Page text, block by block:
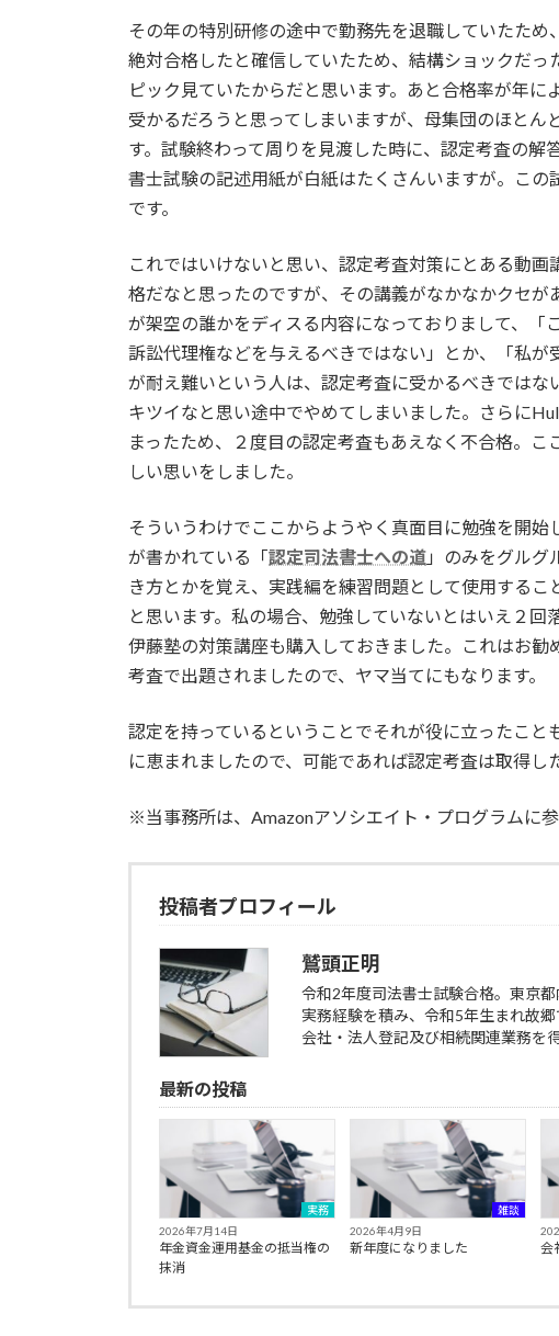
その年の特別研修の途中で勤務先を退職していたため
絶対合格したと確信していたため、結構ショックだ
ピック見ていたからだと思います。あと合格率が年
受かるだろうと思ってしまいますが、母集団のほと
す。試験終わって周りを見渡した時に、認定考査の
書士試験の記述用紙が白紙はたくさんいますが。こ
です。
これではいけないと思い、認定考査対策にとある動
格だなと思ったのですが、その講義がなかなかクセ
が架空の誰かをディスる内容になっておりまして、
訴訟代理権などを与えるべきではない」とか、「私
が耐え難いという人は、認定考査に受かるべきでは
キツイなと思い途中でやめてしまいました。さらに
まったため、２度目の認定考査もあえなく不合格。
しい思いをしました。
そういうわけでここからようやく真面目に勉強を開
が書かれている「認定司法書士への道 」のみをグルグ
き方とかを覚え、実践編を練習問題として使用する
と思います。私の場合、勉強していないとはいえ２回
伊藤塾の対策講座も購入しておきました。これはお
考査で出題されましたので、ヤマ当てにもなります。
認定を持っているということでそれが役に立ったこ
に恵まれましたので、可能であれば認定考査は取得し
※当事務所は、Amazonアソシエイト・プログラムに
投稿者プロフィール
鷲頭正明
令和2年度司法書士試験合格。東京
実務経験を積み、令和5年生まれ故
会社・法人登記及び相続関連業務を
最新の投稿
実務
2026年7月14日
年金資金運用基金の抵当権の
抹消
雑談
2026年4月9日
新年度になりました 会